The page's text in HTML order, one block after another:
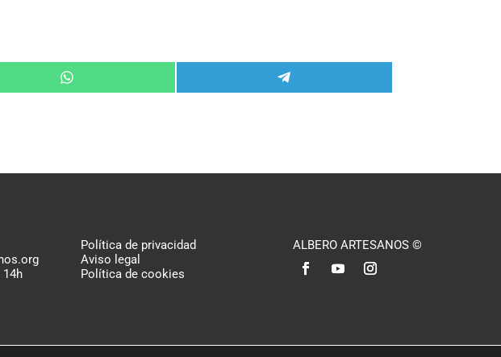
Compartir
en
Compartir
en
Política de privacidad
Aviso legal
Política de cookies
ALBERO ARTESANOS ©